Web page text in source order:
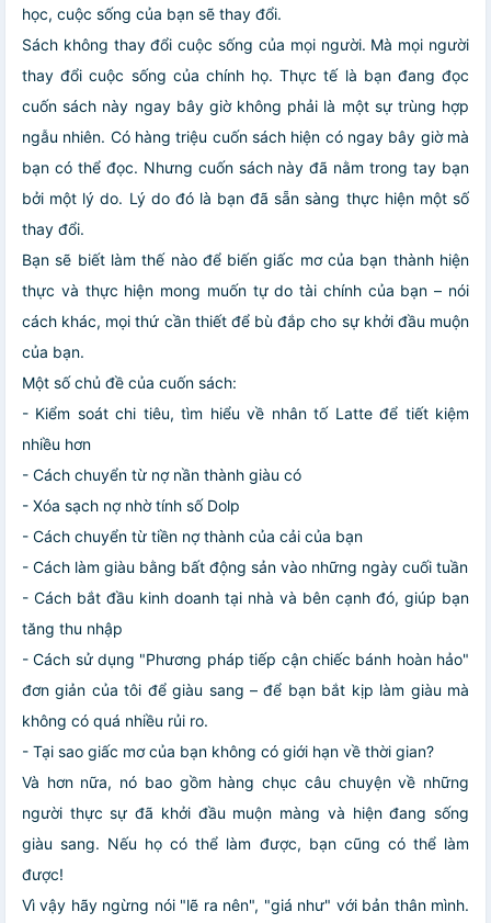
học, cuộc sống của bạn sẽ thay đổi.
Sách không thay đổi cuộc sống của mọi người. Mà mọi người
thay đổi cuộc sống của chính họ. Thực tế là bạn đang đọc
cuốn sách này ngay bây giờ không phải là một sự trùng hợp
ngẫu nhiên. Có hàng triệu cuốn sách hiện có ngay bây giờ mà
bạn có thể đọc. Nhưng cuốn sách này đã nằm trong tay bạn
bởi một lý do. Lý do đó là bạn đã sẵn sàng thực hiện một số
thay đổi.
Bạn sẽ biết làm thế nào để biến giấc mơ của bạn thành hiện
thực và thực hiện mong muốn tự do tài chính của bạn – nói
cách khác, mọi thứ cần thiết để bù đắp cho sự khởi đầu muộn
của bạn.
Một số chủ đề của cuốn sách:
- Kiểm soát chi tiêu, tìm hiểu về nhân tố Latte để tiết kiệm
nhiều hơn
- Cách chuyển từ nợ nần thành giàu có
- Xóa sạch nợ nhờ tính số Dolp
- Cách chuyển từ tiền nợ thành của cải của bạn
- Cách làm giàu bằng bất động sản vào những ngày cuối tuần
- Cách bắt đầu kinh doanh tại nhà và bên cạnh đó, giúp bạn
tăng thu nhập
- Cách sử dụng "Phương pháp tiếp cận chiếc bánh hoàn hảo"
đơn giản của tôi để giàu sang – để bạn bắt kịp làm giàu mà
không có quá nhiều rủi ro.
- Tại sao giấc mơ của bạn không có giới hạn về thời gian?
Và hơn nữa, nó bao gồm hàng chục câu chuyện về những
người thực sự đã khởi đầu muộn màng và hiện đang sống
giàu sang. Nếu họ có thể làm được, bạn cũng có thể làm
được!
Vì vậy hãy ngừng nói "lẽ ra nên", "giá như" với bản thân mình.